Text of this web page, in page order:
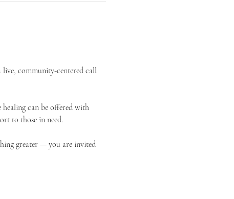
community-centered call
healing can be offered with
to those in need.
greater — you are invited